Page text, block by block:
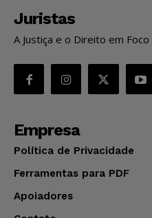
Juristas
A Justiça e o Direito em Foco
Empresa
Política de Privacidade
Ferramentas para PDF
Apoiadores